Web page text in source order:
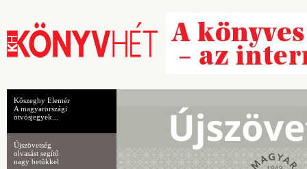
Kőszeghy Elemér
A magyarországi
ötvösjegyek...
Újszövetség
olvasást segítő
nagy betűkkel